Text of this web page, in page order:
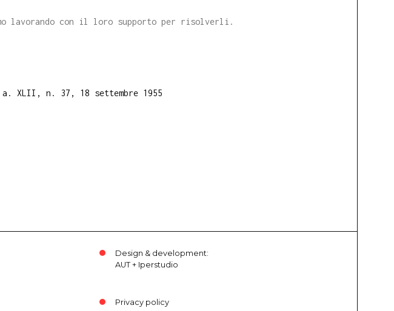
lavorando con il loro supporto per risolverli.
a. XLII, n. 37, 18 settembre 1955
Design & development:
AUT+ Iperstudio
Privacy policy